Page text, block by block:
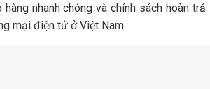
nhanh chóng và chính sách hoàn trả
mại điện tử ở Việt Nam.